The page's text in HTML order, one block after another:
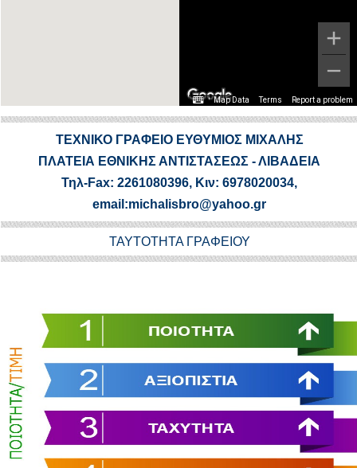
Map Data Terms Report a problem
ΤΕΧΝΙΚΟ ΓΡΑΦΕΙΟ ΕΥΘΥΜΙΟΣ ΜΙΧΑΛΗΣ
ΠΛΑΤΕΙΑ ΕΘΝΙΚΗΣ ΑΝΤΙΣΤΑΣΕΩΣ - ΛΙΒΑΔΕΙΑ
Τηλ-Fax: 2261080396, Κιν: 6978020034,
email:michalisbro@yahoo.gr
ΤΑΥΤΟΤΗΤΑ ΓΡΑΦΕΙΟΥ